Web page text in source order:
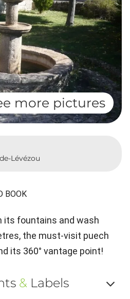
more pictures
Lévézou
BOOK
its fountains and wash
the must-visit puech
its 360° vantage point!
&Labels